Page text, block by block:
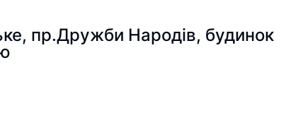
пр.Дружби Народів, будинок